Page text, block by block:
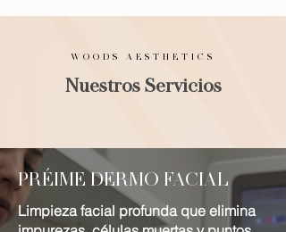
WOODS AESTHETICS
Nuestros Servicios
PRÉIME DERMO FACIAL
Limpieza facial profunda que elimina